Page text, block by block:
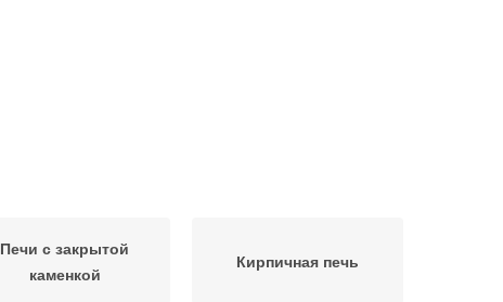
Печи с закрытой
каменкой
Кирпичная печь